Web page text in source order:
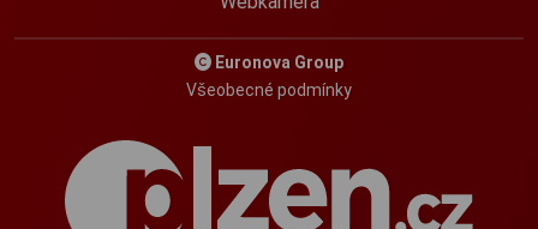
Euronova Group
Všeobecné podmínky